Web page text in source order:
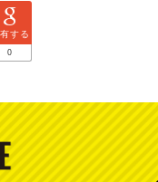
する
0